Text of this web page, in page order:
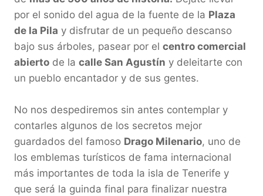
por el sonido del agua de la fuente de la Plaza
de la Pila y disfrutar de un pequeño descanso
bajo sus árboles, pasear por el centro comercial
abierto de la calle San Agustín y deleitarte con
un pueblo encantador y de sus gentes.
No nos despediremos sin antes contemplar y
contarles algunos de los secretos mejor
guardados del famoso Drago Milenario, uno de
los emblemas turísticos de fama internacional
más importantes de toda la isla de Tenerife y
que será la guinda final para finalizar nuestra